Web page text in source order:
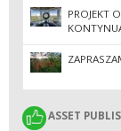
PROJEKT
ASSET
ASSET